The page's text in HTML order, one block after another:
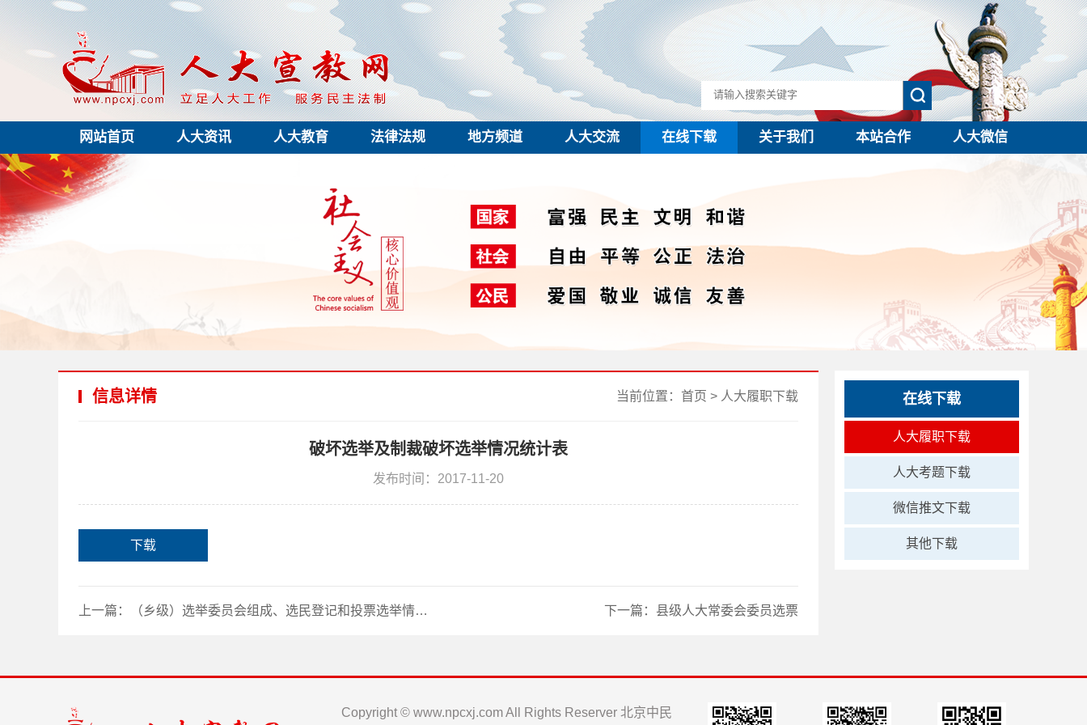
网站首页 人大资讯 人大教育 法律法规 地方频道 人大交流 在线下载 关于我们 本站合作 人大微信
信息详情 当前位置： 首页 > 人大履职下载
破坏选举及制裁破坏选举情况统计表
发布时间：2017-11-20
下载
上一篇： （乡级）选举委员会组成、选民登记和投票选举情况统计表 下一篇： 县级人大常委会委员选票
在线下载
人大履职下载
人大考题下载
微信推文下载
其他下载
Copyright © www.npcxj.com All Rights Reserver 北京中民